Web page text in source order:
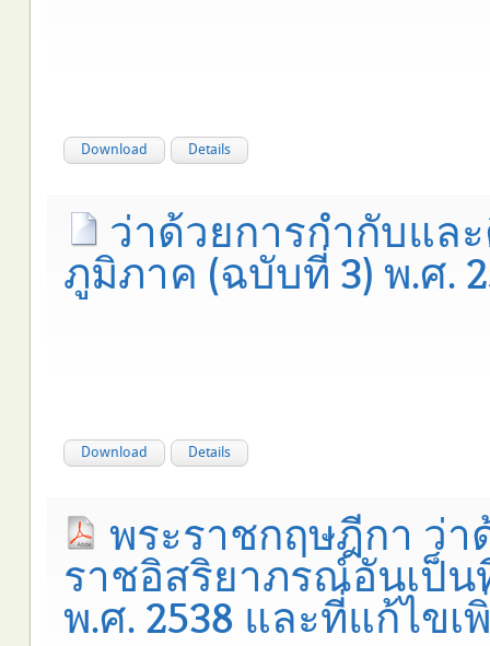
Download Details
ว่าด้วยการกำกับแล
ภูมิภาค (ฉบับที่ 3) พ.ศ.
Download Details
พระราชกฤษฎีกา ว่า
ราชอิสริยาภรณ์อันเป็
พ.ศ. 2538 และที่แก้ไข